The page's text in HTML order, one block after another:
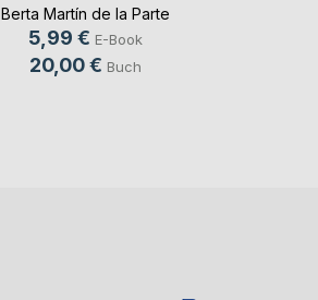
Berta Martín de la Parte
5,99 € E-Book
20,00 € Buch